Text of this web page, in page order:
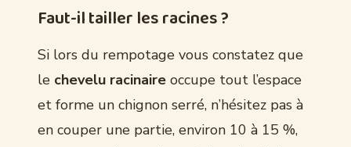
Faut-il tailler les racines ?
Si lors du rempotage vous constatez que
le chevelu racinaire occupe tout l’espace
et forme un chignon serré, n’hésitez pas à
en couper une partie, environ 10 à 15 %,